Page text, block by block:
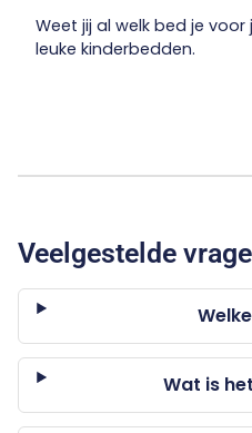
Weet jij al welk bed je
leuke kinderbedden.
Veelgestelde
Wat is